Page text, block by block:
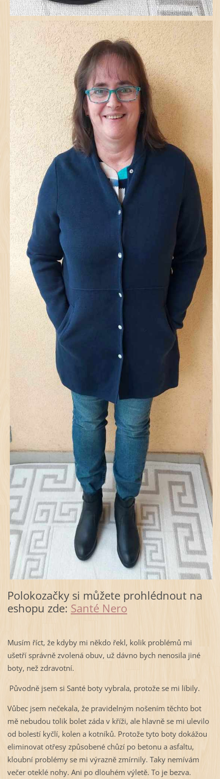
Polokozačky si můžete prohlédnout na
eshopu zde: Santé Nero
Musím říct, že kdyby mi někdo řekl, kolik problémů mi
ušetří správně zvolená obuv, už dávno bych nenosila jiné
boty, než zdravotní.
Původně jsem si Santé boty vybrala, protože se mi líbily.
Vůbec jsem nečekala, že pravidelným nošením těchto bot
mě nebudou tolik bolet záda v kříži, ale hlavně se mi ulevilo
od bolestí kyčlí, kolen a kotníků. Protože tyto boty dokážou
eliminovat otřesy způsobené chůzí po betonu a asfaltu,
kloubní problémy se mi výrazně zmírnily. Taky nemívám
večer oteklé nohy. Ani po dlouhém výletě. To je bezva.